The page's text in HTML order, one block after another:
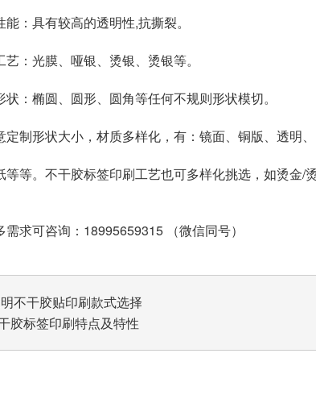
：具有较高的透明性,抗撕裂。
：光膜、哑银、烫银、烫银等。
：椭圆、圆形、圆角等任何不规则形状模切。
定制形状大小，材质多样化，有：镜面、铜版、透明
等等。不干胶标签印刷工艺也可多样化挑选，如烫金/
求可咨询：18995659315 （微信同号）
不干胶贴印刷款式选择
胶标签印刷特点及特性